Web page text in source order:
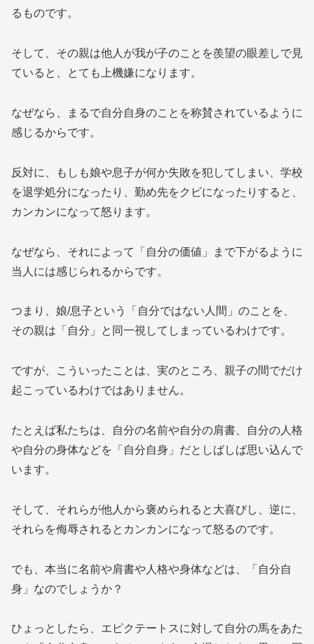
るものです。
そして、その親は他人が我が子のことを羨望の眼差しで見
ていると、とても上機嫌になります。
なぜなら、まるで自分自身のことを称賛されているように
感じるからです。
反対に、もしも娘や息子が何か失敗を犯してしまい、学校
を退学処分になったり、勤め先をクビになったりすると、
カンカンになって怒ります。
なぜなら、それによって「自分の価値」まで下がるように
当人には感じられるからです。
つまり、娘/息子という「自分ではない人間」のことを、
その親は「自分」と同一視してしまっているわけです。
ですが、こういったことは、実のところ、親子の間でだけ
起こっているわけではありません。
たとえば私たちは、自分の名前や自分の肩書、自分の人格
や自分の身体などを「自分自身」だとしばしば思い込んで
います。
そして、それらが他人から褒められると大喜びし、逆に、
それらを侮辱されるとカンカンになって怒るのです。
でも、本当に名前や肩書や人格や身体などは、「自分自
身」なのでしょうか？
ひょっとしたら、エピクテートスに対して自分の馬をあた